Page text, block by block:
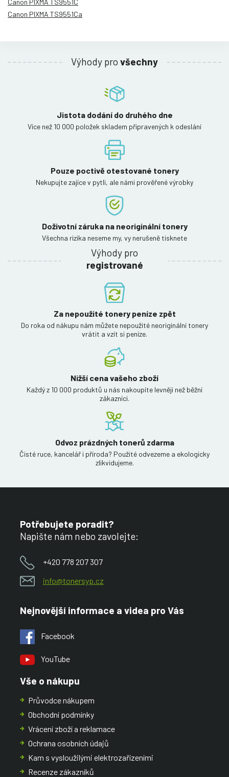
Canon PIXMA TS9551Ca
Výhody pro všechny
Jistota dodání do druhého dne
Více než 10 000 položek skladem připravených k odeslání
Pouze poctivě otestované tonery
Nekupujte zajíce v pytli, ale námi prověřené výrobky
Doživotní záruka na neoriginální tonery
Všechna rizika neseme my, vy nerušeně tisknete
Výhody pro
registrované
Za nepoužité tonery peníze zpět
Do roka od nákupu nám můžete nepoužité neoriginální tonery
vrátit a vzít si peníze.
Nižší cena vašeho zboží
Každý z 10 000 produktů u nás nakoupíte levněji než běžní
zákazníci.
Odvoz prázdných tonerů zdarma
Čisté ruce, kancelář i příroda? Použité odvezeme a ekologicky
zlikvidujeme.
Potřebujete poradit?
Napište nám nebo zavolejte:
+420 778 207 307
info@tonersyp.cz
Nejnovější informace a videa pro Vás
Facebook
YouTube
Vše o nákupu
Průvodce nákupem
Obchodní podmínky
Vrácení zboží a reklamace
Ochrana osobních údajů
Kam s vysloužilými elektrozařízeními
Recenze zákazníků